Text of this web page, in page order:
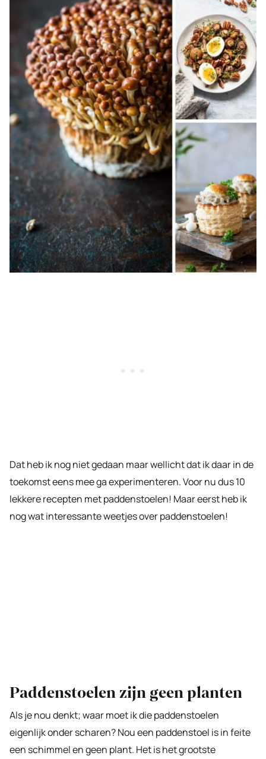
Dat heb ik nog niet gedaan maar wellicht dat ik daar in de
toekomst eens mee ga experimenteren. Voor nu dus 10
lekkere recepten met paddenstoelen! Maar eerst heb ik
nog wat interessante weetjes over paddenstoelen!
Paddenstoelen zijn geen planten
Als je nou denkt; waar moet ik die paddenstoelen
eigenlijk onder scharen? Nou een paddenstoel is in feite
een schimmel en geen plant. Het is het grootste